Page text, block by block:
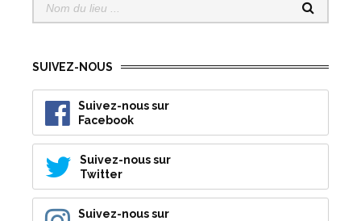
SUIVEZ-NOUS
Suivez-nous sur
Facebook
Suivez-nous sur
Twitter
Suivez-nous sur